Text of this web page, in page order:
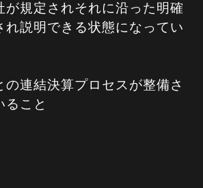
定されそれに沿った明確
れ説明できる状態になってい
結決算プロセスが整備さ
ること